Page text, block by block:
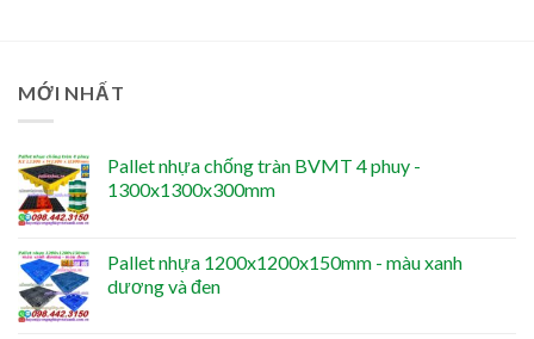
MỚI NHẤT
Pallet nhựa chống tràn BVMT 4 phuy -
1300x1300x300mm
Pallet nhựa 1200x1200x150mm - màu xanh
dương và đen